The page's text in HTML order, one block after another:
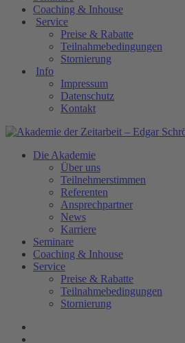
Coaching & Inhouse
Service
Preise & Rabatte
Teilnahmebedingungen
Stornierung
Info
Impressum
Datenschutz
Kontakt
Die Akademie
Über uns
Teilnehmerstimmen
Referenten
Ansprechpartner
News
Karriere
Seminare
Coaching & Inhouse
Service
Preise & Rabatte
Teilnahmebedingungen
Stornierung